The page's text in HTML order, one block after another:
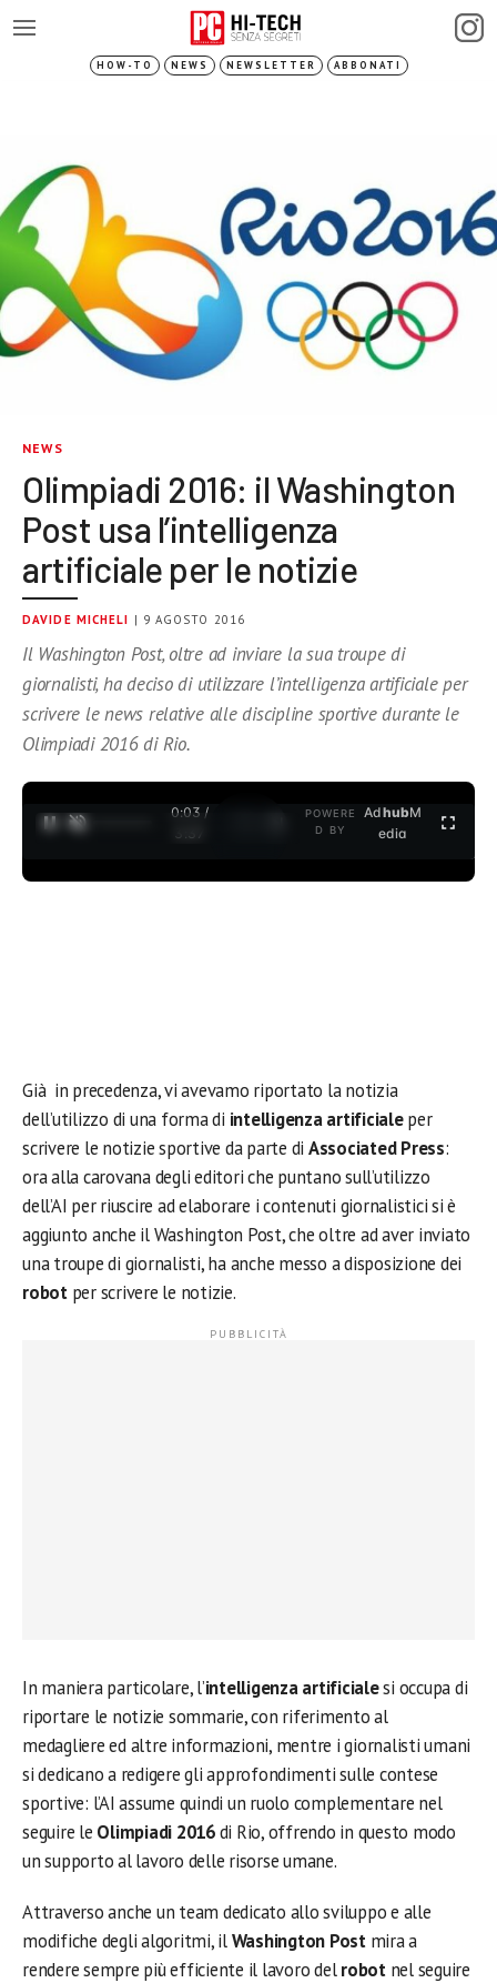
HOW-TO NEWS NEWSLETTER ABBONATI
NEWS
Olimpiadi 2016: il Washington
Post usa l’intelligenza
artificiale per le notizie
DAVIDE MICHELI | 9 AGOSTO 2016
Il Washington Post, oltre ad inviare la sua troupe di
giornalisti, ha deciso di utilizzare l’intelligenza artificiale per
scrivere le news relative alle discipline sportive durante le
Olimpiadi 2016 di Rio.
0:04 /
3:37
POWERE
D BY
AdhubM
edia
Già in precedenza, vi avevamo riportato la notizia
dell’utilizzo di una forma di intelligenza artificialeper
scrivere le notizie sportive da parte di Associated Press:
ora alla carovana degli editori che puntano sull’utilizzo
dell’AI per riuscire ad elaborare i contenuti giornalistici si è
aggiunto anche il Washington Post, che oltre ad aver inviato
una troupe di giornalisti, ha anche messo a disposizione dei
robotper scrivere le notizie.
In maniera particolare, l’intelligenza artificialesi occupa di
riportare le notizie sommarie, con riferimento al
medagliere ed altre informazioni, mentre i giornalisti umani
si dedicano a redigere gli approfondimenti sulle contese
sportive: l’AI assume quindi un ruolo complementare nel
seguire le Olimpiadi 2016di Rio, offrendo in questo modo
un supporto al lavoro delle risorse umane.
Attraverso anche un team dedicato allo sviluppo e alle
modifiche degli algoritmi, ilWashington Postmira a
rendere sempre più efficiente il lavoro delrobotnel seguire